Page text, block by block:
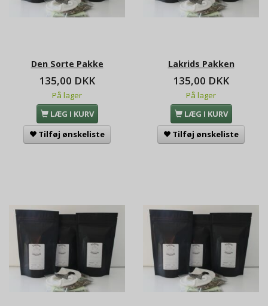
Den Sorte Pakke
135,00 DKK
På lager
LÆG I KURV
Tilføj ønskeliste
Lakrids Pakken
135,00 DKK
På lager
LÆG I KURV
Tilføj ønskeliste